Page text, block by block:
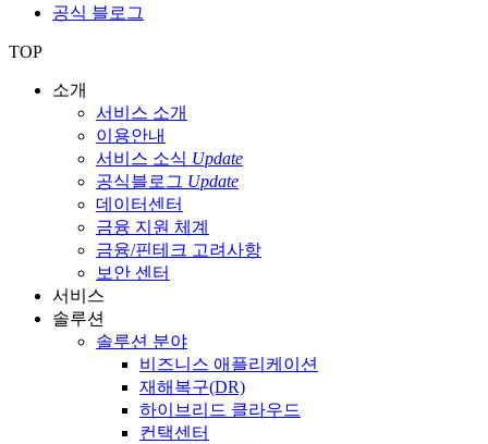
공식 블로그
TOP
소개
서비스 소개
이용안내
서비스 소식 Update
공식블로그 Update
데이터센터
금융 지원 체계
금융/핀테크 고려사항
보안 센터
서비스
솔루션
솔루션 분야
비즈니스 애플리케이션
재해복구(DR)
하이브리드 클라우드
컨택센터